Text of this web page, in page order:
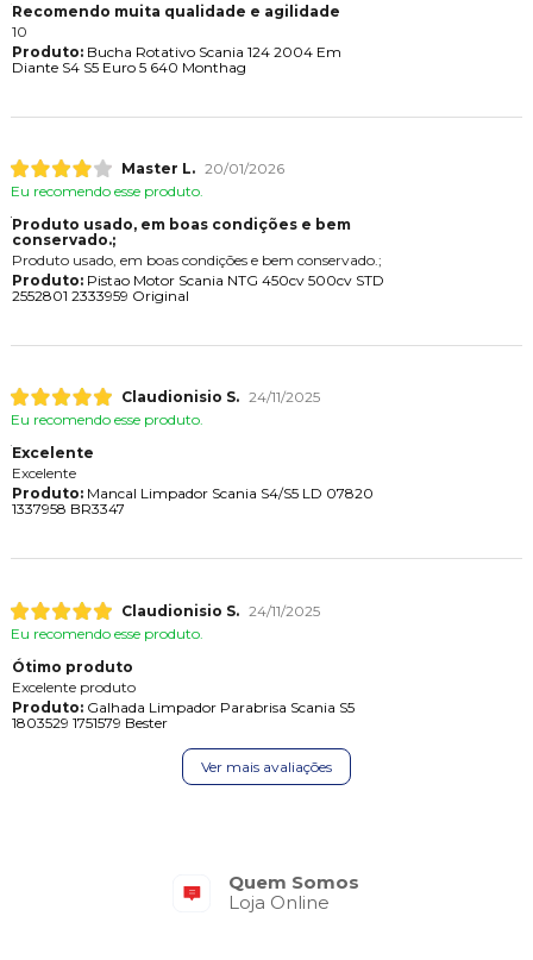
Recomendo muita qualidade e agilidade
10
Produto:Bucha Rotativo Scania 124 2004 Em
Diante S4 S5 Euro 5 640 Monthag
Master L. 20/01/2026
Eu recomendo esse produto.
Produto usado, em boas condições e bem
conservado.;
Produto usado, em boas condições e bem conservado.;
Produto:Pistao Motor Scania NTG 450cv 500cv STD
2552801 2333959 Original
Claudionisio S. 24/11/2025
Eu recomendo esse produto.
Excelente
Excelente
Produto:Mancal Limpador Scania S4/S5 LD 07820
1337958 BR3347
Claudionisio S. 24/11/2025
Eu recomendo esse produto.
Ótimo produto
Excelente produto
Produto:Galhada Limpador Parabrisa Scania S5
1803529 1751579 Bester
Ver mais avaliações
Quem Somos
Loja Online